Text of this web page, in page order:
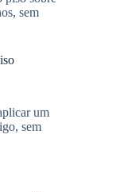
sem
um
sem